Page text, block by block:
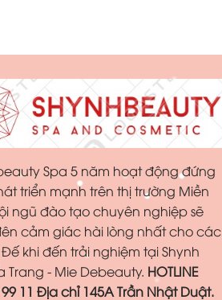
Spa 5 năm hoạt động đứng
triển mạnh trên thị trường Miền
ngũ đào tạo chuyên nghiệp sẽ
cảm giác hài lòng nhất cho các
khi đến trải nghiệm tại Shynh
Trang - Mie Debeauty. HOTLINE
11 Địa chỉ 145A Trần Nhật Duật.